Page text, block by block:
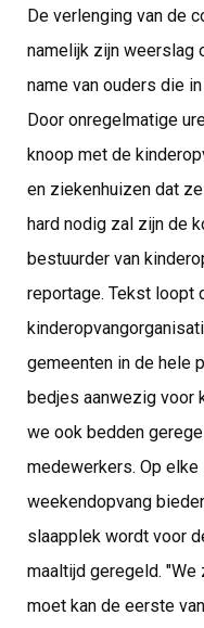
De verlenging van de
namelijk zijn weerslag
name van ouders die
Door onregelmatige
knoop met de
en ziekenhuizen dat
hard nodig zal zijn de
bestuurder van
reportage. Tekst loopt
gemeenten in de hele
bedjes aanwezig voor
we ook bedden
medewerkers. Op elke
weekendopvang
slaapplek wordt voor
maaltijd geregeld. "We
moet kan de eerste